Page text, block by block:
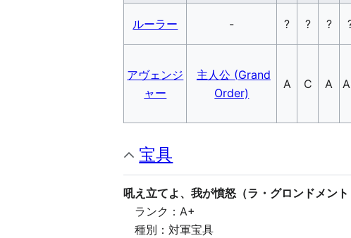
ルーラー - ? ? ?
アヴェンジ
ャー
主人公 (Grand
Order)
A C A
宝具
吼え立てよ、我が憤怒（ラ・グロンドメント
ランク：A+
種別：対軍宝具